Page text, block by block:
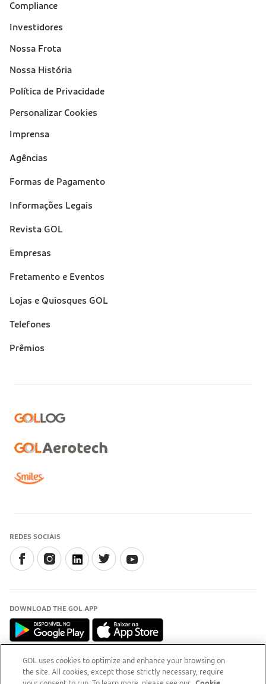
Compliance
Investidores
Nossa Frota
Nossa História
Política de Privacidade
Personalizar Cookies
Imprensa
Suporte
Agências
Formas de Pagamento
Informações Legais
Revista GOL
Empresas
Fretamento e Eventos
Lojas e Quiosques GOL
Telefones
Prêmios
REDES SOCIAIS
DOWNLOAD THE GOL APP
INFORMAÇÃO
GOL uses cookies to optimize and enhance your browsing on
the site. All cookies, except those strictly necessary, require